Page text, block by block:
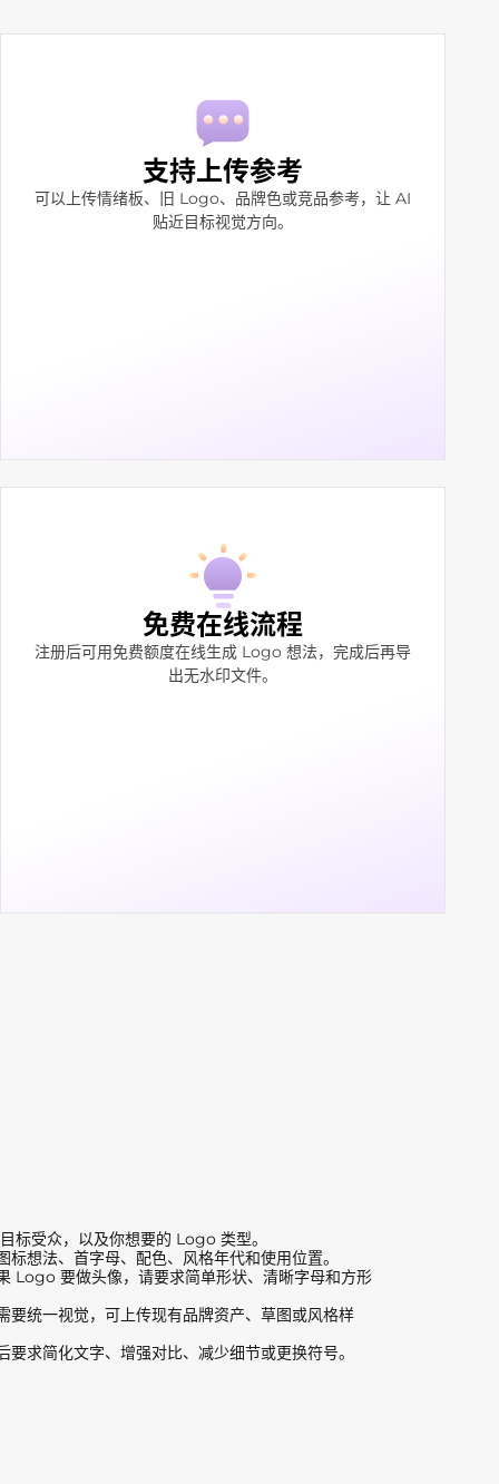
支持上传参考
可以上传情绪板、旧 Logo、品牌色或竞品参考，让 AI
贴近目标视觉方向。
免费在线流程
注册后可用免费额度在线生成 Logo 想法，完成后再导
出无水印文件。
标受众，以及你想要的 Logo 类型。
标想法、首字母、配色、风格年代和使用位置。
Logo 要做头像，请要求简单形状、清晰字母和方形
要统一视觉，可上传现有品牌资产、草图或风格样
要求简化文字、增强对比、减少细节或更换符号。